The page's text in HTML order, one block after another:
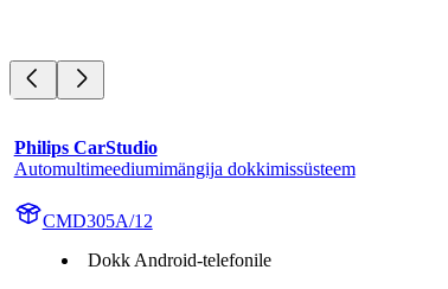
Philips CarStudio
Automultimeediumimängija dokkimissüsteem
CMD305A/12
Dokk Android-telefonile